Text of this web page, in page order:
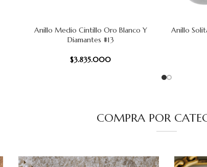
AÑADIR AL CARRITO
Anillo Medio Cintillo Oro Blanco Y
Diamantes #13
$3.835.000
AÑADIR AL
Anillo
COMPRA POR